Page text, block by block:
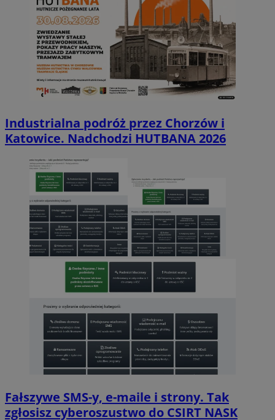
Industrialna podróż przez Chorzów i
Katowice. Nadchodzi HUTBANA 2026
Fałszywe SMS-y, e-maile i strony. Tak
zgłosisz cyberoszustwo do CSIRT NASK